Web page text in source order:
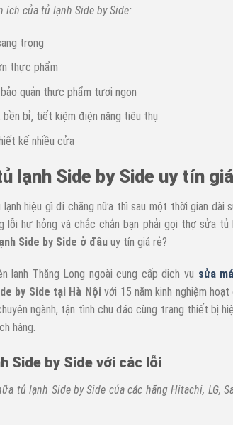
ích của tủ lạnh Side by Side:
trọng
thực phẩm
quản thực phẩm tươi ngon
bền bỉ, tiết kiệm điện năng tiêu thụ
kế nhiều cửa
lạnh Side by Side uy tín
hiệu gì đi chăng nữa thì sau một thời gian dài
lỗi hư hỏng và chắc chắn bạn phải gọi thợ sửa
Side by Side ở đâuuy tín giá rẻ?
lạnh Thăng Long ngoài cung cấp dịch vụ sửa
by Side tại Hà Nộivới 15 năm kinh nghiệm
ngành, tận tình chu đáo cùng trang thiết bị
hàng.
Side by Side với các lỗi
tủ lạnh Side by Side của các hãng Hitachi, LG,